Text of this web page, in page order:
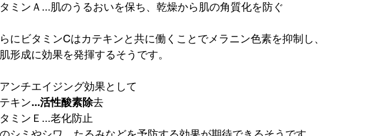
ミンＡ...肌のうるおいを保ち、乾燥から肌の角質化を防ぐ
にビタミンCはカテキンと共に働くことでメラニン色素を抑制し、
形成に効果を発揮するそうです。
アンチエイジング効果として
キン...活性酸素除去
ミンＥ...老化防止